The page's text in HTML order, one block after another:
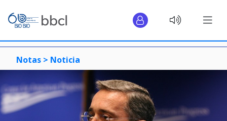
Notas > Noticia